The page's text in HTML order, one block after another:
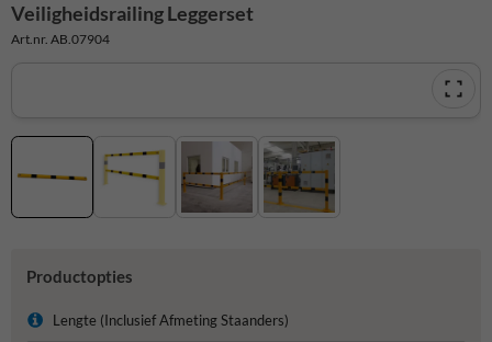
Veiligheidsrailing Leggerset
Art.nr. AB.07904
Productopties
Lengte (Inclusief Afmeting Staanders)